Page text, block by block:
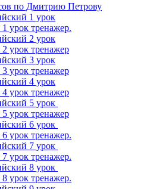
по Дмитрию Петрову
1 урок
урок тренажер.
2 урок
урок тренажер
3 урок
урок тренажер
4 урок
урок тренажер
5 урок
урок тренажер
6 урок
урок тренажер.
7 урок
урок тренажер.
8 урок
урок тренажер.